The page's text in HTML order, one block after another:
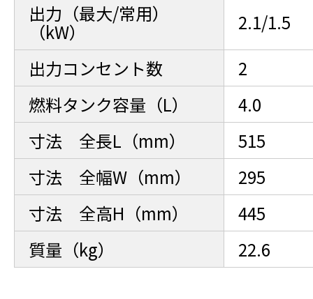
出力（最大/常用）
（kW）
2.1/1.5
出力コンセント数
2
燃料タンク容量（L）
4.0
寸法 全長L（mm）
515
寸法 全幅W（mm）
295
寸法 全高H（mm）
445
質量（kg）
22.6